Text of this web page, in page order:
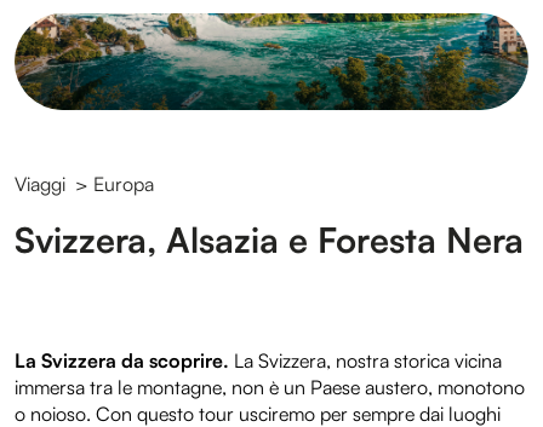
Viaggi > Europa
Svizzera, Alsazia e Foresta Nera
La Svizzera da scoprire. La Svizzera, nostra storica vicina
immersa tra le montagne, non è un Paese austero, monotono
o noioso. Con questo tour usciremo per sempre dai luoghi